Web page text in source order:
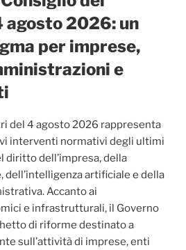
2026: un
per imprese,
e
del 4 agosto 2026 rappresenta
interventi normativi degli ultimi
diritto dell’impresa, della
dell’intelligenza artificiale e della
Accanto ai
e infrastrutturali, il Governo
di riforme destinato a
sull’attività di imprese, enti